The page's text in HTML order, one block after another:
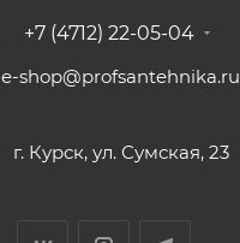
+7 (4712) 22-05-04
e-shop@profsantehnika.ru
г. Курск, ул. Сумская, 23